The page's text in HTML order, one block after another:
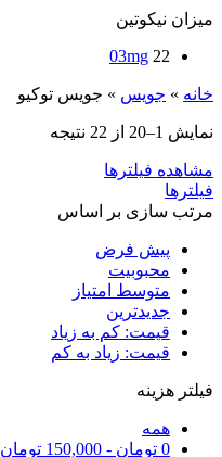
میزان نیکوتین
03mg 22
خانه » جویس‌ » جویس توکیو
نمایش 1–20 از 22 نتیجه
مشاهده فیلترها
فیلترها
مرتب سازی بر اساس
پیش فرض
محبوبیت
متوسط امتیاز
جدیدترین
قیمت: کم به زیاد
قیمت: زیاد به کم
فیلتر هزینه
همه
0 تومان -
150,000 تومان